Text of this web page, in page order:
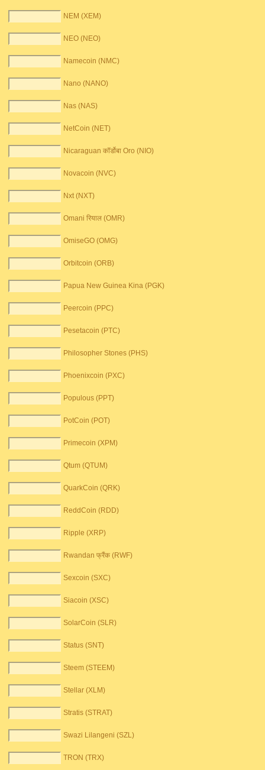
NEM (XEM)
NEO (NEO)
Namecoin (NMC)
Nano (NANO)
Nas (NAS)
NetCoin (NET)
Nicaraguan कॉर्डोबा Oro (NIO)
Novacoin (NVC)
Nxt (NXT)
Omani रियाल (OMR)
OmiseGO (OMG)
Orbitcoin (ORB)
Papua New Guinea Kina (PGK)
Peercoin (PPC)
Pesetacoin (PTC)
Philosopher Stones (PHS)
Phoenixcoin (PXC)
Populous (PPT)
PotCoin (POT)
Primecoin (XPM)
Qtum (QTUM)
QuarkCoin (QRK)
ReddCoin (RDD)
Ripple (XRP)
Rwandan फ्रैंक (RWF)
Sexcoin (SXC)
Siacoin (XSC)
SolarCoin (SLR)
Status (SNT)
Steem (STEEM)
Stellar (XLM)
Stratis (STRAT)
Swazi Lilangeni (SZL)
TRON (TRX)